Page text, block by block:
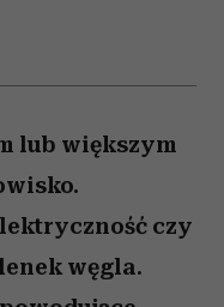
lub większym
czy
węgla.